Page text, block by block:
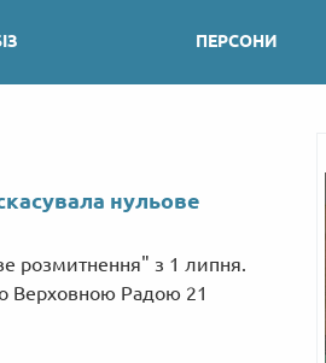
ПЕРСОНИ
нульове
розмитнення" з 1 липня.
Верховною Радою 21